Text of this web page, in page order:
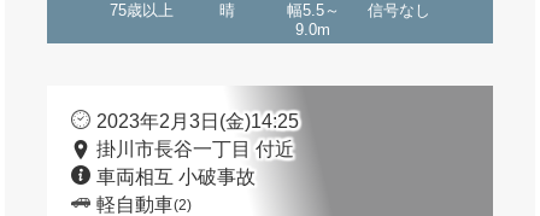
75歳以上 晴
幅5.5～
9.0m
信号なし
2023年2月3日(金)14:25
掛川市長谷一丁目 付近
車両相互 小破事故
軽自動車(2)